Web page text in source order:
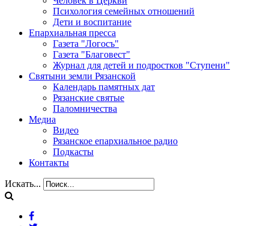
Психология семейных отношений
Дети и воспитание
Епархиальная пресса
Газета "Логосъ"
Газета "Благовест"
Журнал для детей и подростков "Ступени"
Святыни земли Рязанской
Календарь памятных дат
Рязанские святые
Паломничества
Медиа
Видео
Рязанское епархиальное радио
Подкасты
Контакты
Искать...